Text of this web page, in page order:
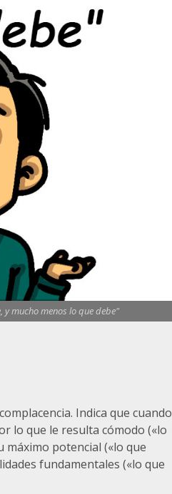
y mucho menos lo que debe"
Indica que cuando
lo que le resulta cómodo («lo
máximo potencial («lo que
fundamentales («lo que